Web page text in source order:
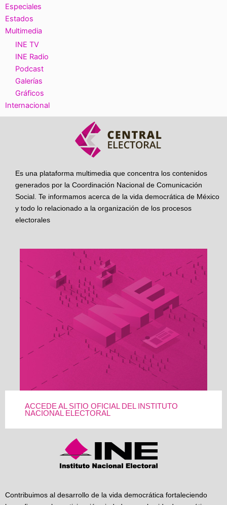
Especiales
Estados
Multimedia
INE TV
INE Radio
Podcast
Galerías
Gráficos
Internacional
Es una plataforma multimedia que concentra los contenidos
generados por la Coordinación Nacional de Comunicación
Social. Te informamos acerca de la vida democrática de México
y todo lo relacionado a la organización de los procesos
electorales
ACCEDE AL SITIO OFICIAL DEL INSTITUTO
NACIONAL ELECTORAL
Contribuimos al desarrollo de la vida democrática fortaleciendo